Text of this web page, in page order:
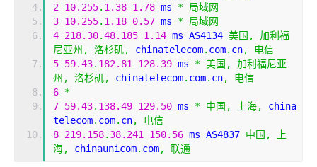
2 10.255. 1.38 1.78 ms * 局域网
3 10.255. 1.18 0.57 ms * 局域网
4 218.30.48.185 1.14 ms AS4134 美国,
加利福
尼亚州,
洛杉矶, chinatelecom. com. cn,
电信
5 59.43. 182.81 128.39 ms * 美国,
加利福尼亚
州,
洛杉矶, chinatelecom. com. cn,
电信
6 *
7 59.43. 138.49 129.50 ms * 中国, 上海,
china
telecom. com. cn,
电信
8 219.158. 38.241 150.56 ms AS4837 中国,
上
海,
chinaunicom. com, 联通